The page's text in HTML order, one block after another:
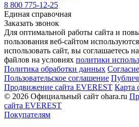
8 800 775-12-25
Единая справочная
Заказать звонок
Для оптимальной работы сайта и
пользования веб-сайтом
использовать сайт, вы соглашаетесь
файлов на условиях политики
Политика обработки данных
Пользовательское соглашение
Продвижение сайта EVEREST Карта
© 2026 Официальный сайт ohara.ru
сайта EVEREST
Покупателям